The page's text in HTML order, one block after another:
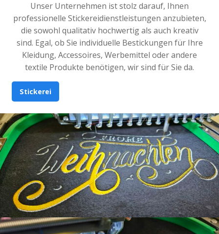
Unser Unternehmen ist stolz darauf, Ihnen
professionelle Stickereidienstleistungen anzubieten,
die sowohl qualitativ hochwertig als auch kreativ
sind. Egal, ob Sie individuelle Bestickungen für Ihre
Kleidung, Accessoires, Werbemittel oder andere
textile Produkte benötigen, wir sind für Sie da.
Stickerei